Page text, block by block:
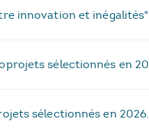
innovation et
sélectionnés en
sélectionnés en 2026.